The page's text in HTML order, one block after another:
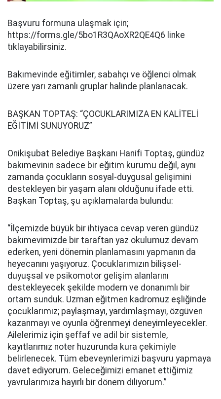
Başvuru formuna ulaşmak için;
https://forms.gle/5bo1R3QAoXR2QE4Q6 linke
tıklayabilirsiniz.
Bakımevinde eğitimler, sabahçı ve öğlenci olmak
üzere yarı zamanlı gruplar halinde planlanacak.
BAŞKAN TOPTAŞ: “ÇOCUKLARIMIZA EN KALİTELİ
EĞİTİMİ SUNUYORUZ”
Onikişubat Belediye Başkanı Hanifi Toptaş, gündüz
bakımevinin sadece bir eğitim kurumu değil, aynı
zamanda çocukların sosyal-duygusal gelişimini
destekleyen bir yaşam alanı olduğunu ifade etti.
Başkan Toptaş, şu açıklamalarda bulundu:
“İlçemizde büyük bir ihtiyaca cevap veren gündüz
bakımevimizde bir taraftan yaz okulumuz devam
ederken, yeni dönemin planlamasını yapmanın da
heyecanını yaşıyoruz. Çocuklarımızın bilişsel-
duyuşsal ve psikomotor gelişim alanlarını
destekleyecek şekilde modern ve donanımlı bir
ortam sunduk. Uzman eğitmen kadromuz eşliğinde
çocuklarımız; paylaşmayı, yardımlaşmayı, özgüven
kazanmayı ve oyunla öğrenmeyi deneyimleyecekler.
Ailelerimiz için şeffaf ve adil bir sistemle,
kayıtlarımız noter huzurunda kura çekimiyle
belirlenecek. Tüm ebeveynlerimizi başvuru yapmaya
davet ediyorum. Geleceğimizi emanet ettiğimiz
yavrularımıza hayırlı bir dönem diliyorum.”